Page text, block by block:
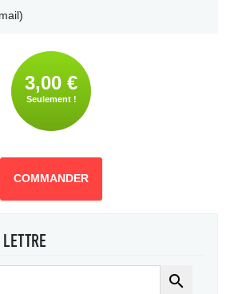
3,00 €
Seulement !
COMMANDER
